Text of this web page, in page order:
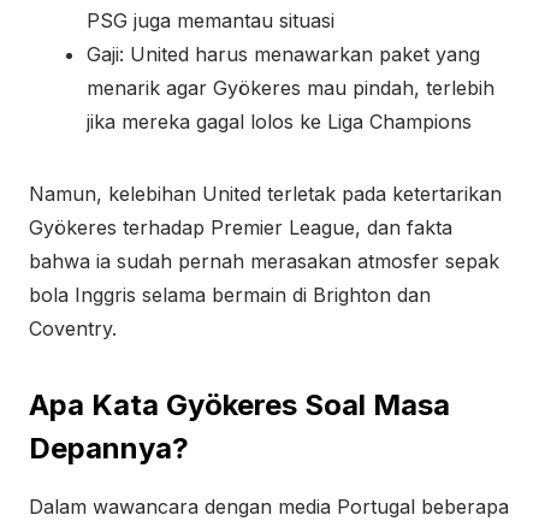
PSG juga memantau situasi
Gaji: United harus menawarkan paket yang
menarik agar Gyökeres mau pindah, terlebih
jika mereka gagal lolos ke Liga Champions
Namun, kelebihan United terletak pada ketertarikan
Gyökeres terhadap Premier League, dan fakta
bahwa ia sudah pernah merasakan atmosfer sepak
bola Inggris selama bermain di Brighton dan
Coventry.
Apa Kata Gyökeres Soal Masa
Depannya?
Dalam wawancara dengan media Portugal beberapa